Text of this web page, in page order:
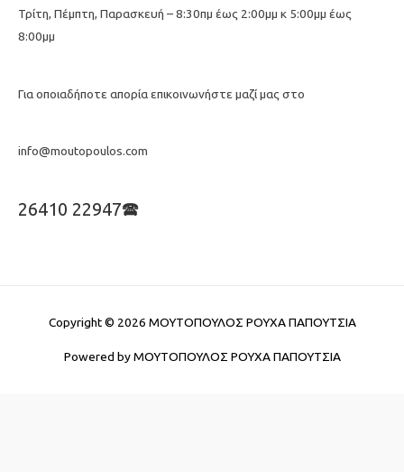
Τρίτη, Πέμπτη, Παρασκευή – 8:30πμ έως 2:00μμ κ 5:00μμ έως
8:00μμ
Για οποιαδήποτε απορία επικοινωνήστε μαζί μας στο
info@moutopoulos.com
26410 22947🕿
Copyright © 2026 ΜΟΥΤΟΠΟΥΛΟΣ ΡΟΥΧΑ ΠΑΠΟΥΤΣΙΑ
Powered byΜΟΥΤΟΠΟΥΛΟΣ ΡΟΥΧΑ ΠΑΠΟΥΤΣΙΑ